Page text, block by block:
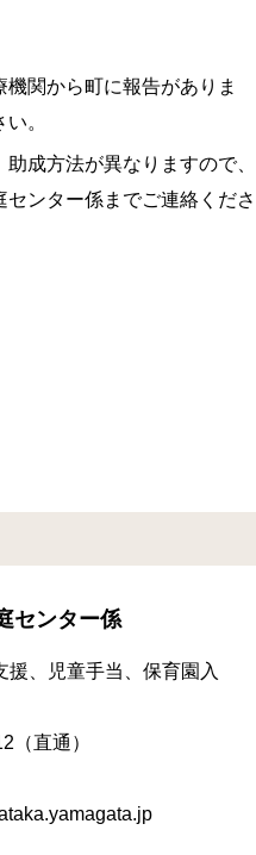
機関から町に報告がありま
。
成方法が異なりますので、
ンター係までご連絡くださ
センター係
、児童手当、保育園入
（直通）